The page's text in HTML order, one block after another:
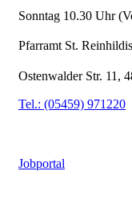
Sonntag 10.30 Uhr
Pfarramt St.
Ostenwalder Str. 11,
Tel.: (05459) 971220
Jobportal